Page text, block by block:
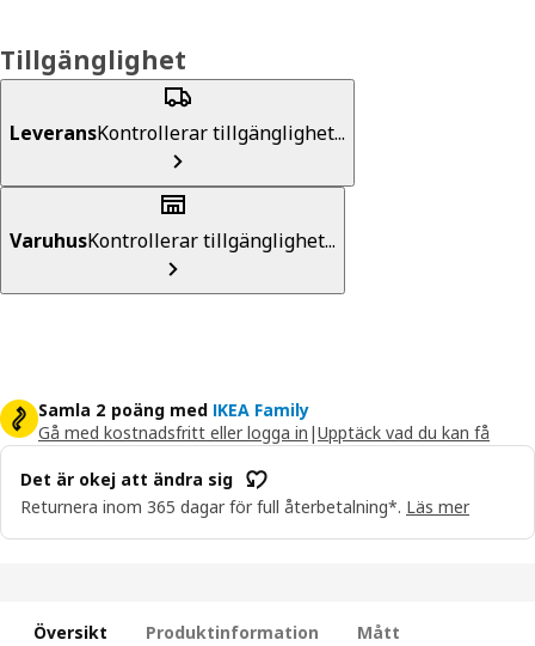
Tillgänglighet
LeveransKontrollerar tillgänglighet...
VaruhusKontrollerar tillgänglighet...
Samla 2 poäng med IKEA Family
Gå med kostnadsfritt eller logga in |Upptäck vad du kan få
Det är okej att ändra sig
Returnera inom 365 dagar för full återbetalning*. Läs mer
Översikt Produktinformation Mått